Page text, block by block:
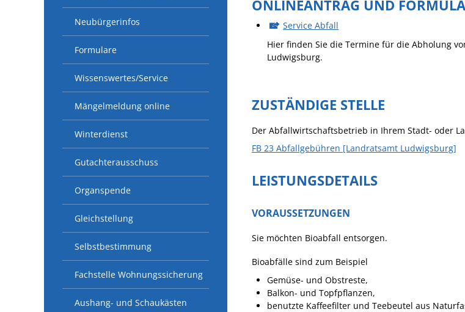
Neubürgerinfos
Formulare
Wissenswertes/Service
Mängelmeldung online
Winterdienst
Gutachterausschuss
Organspende
Gleichstellung
Selbstbestimmung
Fachstelle Wohnungssicherung
Aushang- und Schaukästen
ONLINEANTRAG UND
Service Abfall
Hier finden Sie die Termine für die Abholung
Ludwigsburg.
ZUSTÄNDIGE STELLE
Der Abfallwirtschaftsbetrieb in Ihrem Stadt- oder
FB 23 Abfallgebühren [Landratsamt Ludwigsburg]
LEISTUNGSDETAILS
VORAUSSETZUNGEN
Sie möchten Bioabfall entsorgen.
Bioabfälle sind zum Beispiel
Gemüse- und Obstreste,
Balkon- und Topfpflanzen,
benutzte Kaffeefilter und Teebeutel aus